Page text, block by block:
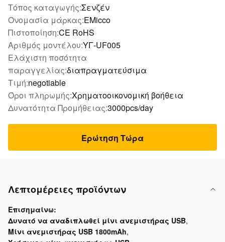
Τόπος καταγωγής:Σενζέν
Ονομασία μάρκας:EMicco
Πιστοποίηση:CE RoHS
Αριθμός μοντέλου:ΥΓ-UF005
Ελάχιστη ποσότητα
παραγγελίας:διαπραγματεύσιμα
Τιμή:negotiable
Όροι πληρωμής:Χρηματοοικονομική βοήθεια
Δυνατότητα Προμήθειας:3000pcs/day
Ερώτηση Τώρα
Λεπτομέρειες προϊόντων
Επισημαίνω:
Δυνατό να αναδιπλωθεί μίνι ανεμιστήρας USB,
Μίνι ανεμιστήρας USB 1800mAh,